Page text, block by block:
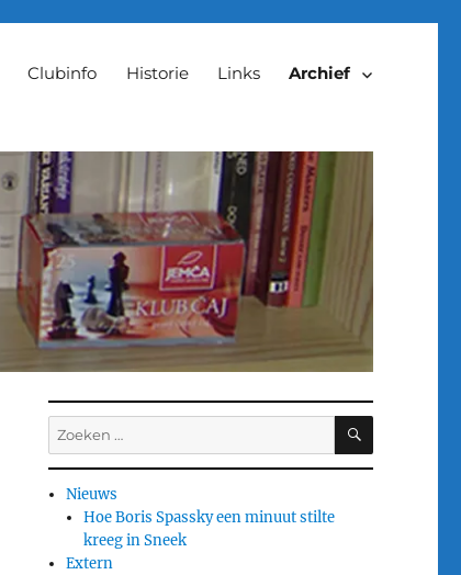
Clubinfo Historie Links Archief
Zoeken
naar:
ZOEKEN
Nieuws
Hoe Boris Spassky een minuut stilte
kreeg in Sneek
Extern